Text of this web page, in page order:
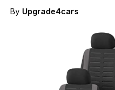
By Upgrade4cars